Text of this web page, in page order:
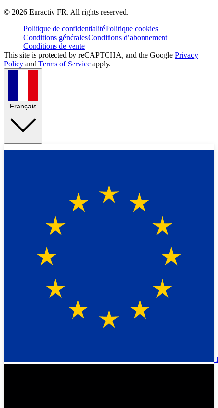
© 2026 Euractiv FR. All rights reserved.
Politique de confidentialitéPolitique cookies
Conditions généralesConditions d’abonnement
Conditions de vente
This site is protected by reCAPTCHA, and the Google Privacy
Policy and Terms of Service apply.
Français